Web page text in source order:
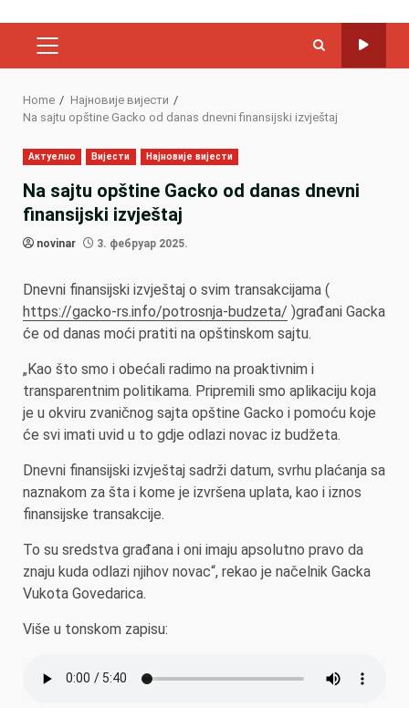
PRIMARY
Home
Најновије вијести
Na sajtu opštine Gacko od danas dnevni finansijski izvještaj
Актуелно Вијести Најновије вијести
Na sajtu opštine Gacko od danas dnevni
finansijski izvještaj
novinar 3. фебруар 2025.
Dnevni finansijski izvještaj o svim transakcijama (
https://gacko-rs.info/potrosnja-budzeta/ )građani Gacka
će od danas moći pratiti na opštinskom sajtu.
„Kao što smo i obećali radimo na proaktivnim i
transparentnim politikama. Pripremili smo aplikaciju koja
je u okviru zvaničnog sajta opštine Gacko i pomoću koje
će svi imati uvid u to gdje odlazi novac iz budžeta.
Dnevni finansijski izvještaj sadrži datum, svrhu plaćanja sa
naznakom za šta i kome je izvršena uplata, kao i iznos
finansijske transakcije.
To su sredstva građana i oni imaju apsolutno pravo da
znaju kuda odlazi njihov novac“, rekao je načelnik Gacka
Vukota Govedarica.
Više u tonskom zapisu: